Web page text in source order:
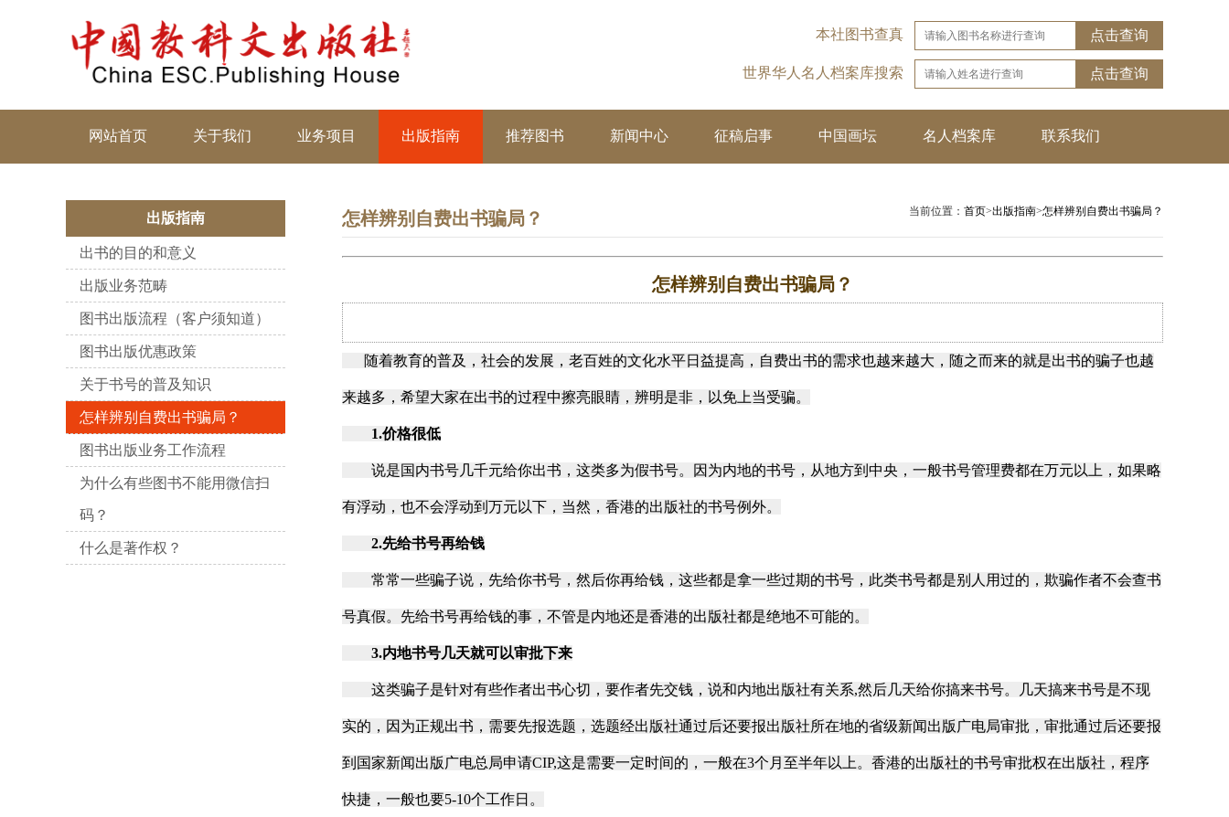
本社图书查真 点击查询
世界华人名人档案库搜索 点击查询
网站首页 关于我们 业务项目 出版指南 推荐图书 新闻中心 征稿启事 中国画坛 名人档案库 联系我们
出版指南
出书的目的和意义
出版业务范畴
图书出版流程（客户须知道）
图书出版优惠政策
关于书号的普及知识
怎样辨别自费出书骗局？
图书出版业务工作流程
为什么有些图书不能用微信扫
码？
什么是著作权？
怎样辨别自费出书骗局？ 当前位置： 首页>出版指南>怎样辨别自费出书骗局？
怎样辨别自费出书骗局？
随着教育的普及，社会的发展，老百姓的文化水平日益提高，自费出书的需求也越来越大，随之而来的就是出书的骗子也越
来越多，希望大家在出书的过程中擦亮眼睛，辨明是非，以免上当受骗。
1.价格很低
说是国内书号几千元给你出书，这类多为假书号。因为内地的书号，从地方到中央，一般书号管理费都在万元以上，如果略
有浮动，也不会浮动到万元以下，当然，香港的出版社的书号例外。
2.先给书号再给钱
常常一些骗子说，先给你书号，然后你再给钱，这些都是拿一些过期的书号，此类书号都是别人用过的，欺骗作者不会查书
号真假。先给书号再给钱的事，不管是内地还是香港的出版社都是绝地不可能的。
3.内地书号几天就可以审批下来
这类骗子是针对有些作者出书心切，要作者先交钱，说和内地出版社有关系,然后几天给你搞来书号。几天搞来书号是不现
实的，因为正规出书，需要先报选题，选题经出版社通过后还要报出版社所在地的省级新闻出版广电局审批，审批通过后还要报
到国家新闻出版广电总局申请CIP,这是需要一定时间的，一般在3个月至半年以上。香港的出版社的书号审批权在出版社，程序
快捷，一般也要5-10个工作日。